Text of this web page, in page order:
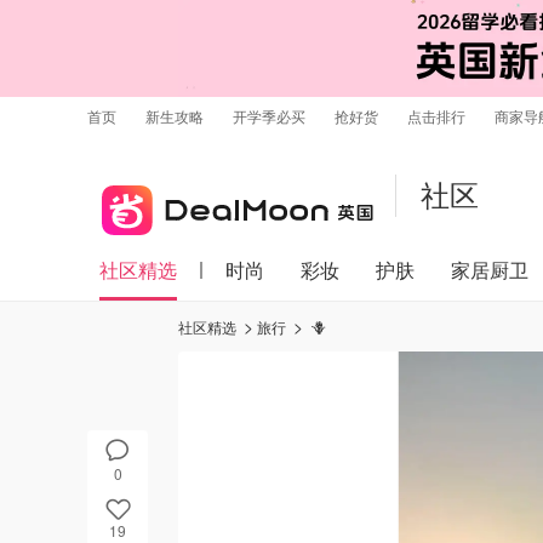
首页 新生攻略 开学季必买 抢好货 点击排行 商家导
社区
社区精选 时尚 彩妆 护肤 家居厨卫
0
19
社区精选 旅行 🪻